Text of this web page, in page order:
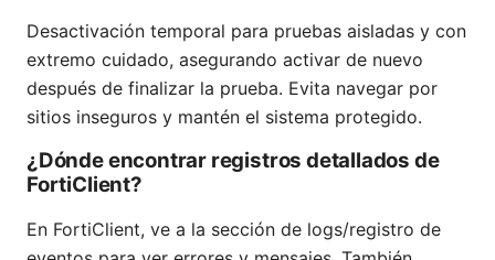
Desactivación temporal para pruebas aisladas y con
extremo cuidado, asegurando activar de nuevo
después de finalizar la prueba. Evita navegar por
sitios inseguros y mantén el sistema protegido.
¿Dónde encontrar registros detallados de
FortiClient?
En FortiClient, ve a la sección de logs/registro de